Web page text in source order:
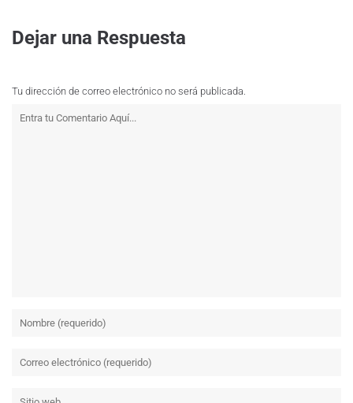
Dejar una Respuesta
Tu dirección de correo electrónico no será publicada.